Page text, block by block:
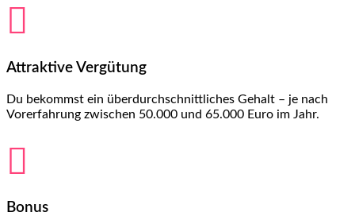

Attraktive Vergütung
Du bekommst ein überdurchschnittliches Gehalt – je nach
Vorerfahrung zwischen 50.000 und 65.000 Euro im Jahr.

Bonus